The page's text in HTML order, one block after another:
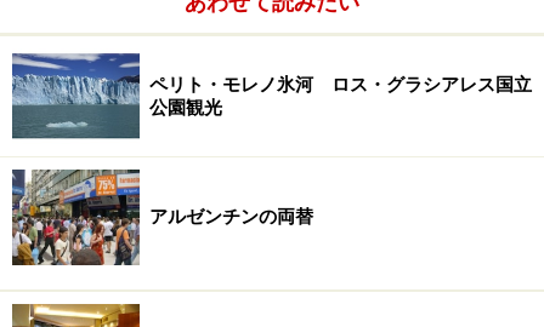
るのかは大きなポイント。また、地区によってホテルの
グレードも微妙に特徴があります。例えば、庶民的なサ
ン・テルモ地区ならリーズナブルなゲストハウスが多い
ですし、流行最先端のパレルモ地区に行くと隠れ家的な
デザインホテルが増えてきています。タンゴに浸りたい
なら前者、ファッションやショッピングを楽しむなら後
者と、目的によって宿泊場所を計画してみましょう。高
級ホテルは、レコレータ墓地やレティーロ駅に近いとこ
ブルなホテルを見つけることもできます。また、再開発
ペリト・モレノ氷河 ロス・グラシアレス国立
公園観光
アルゼンチンの両替